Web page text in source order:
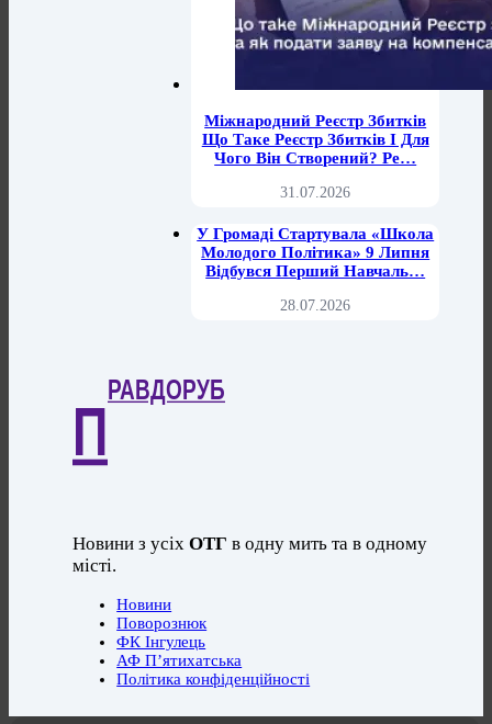
Міжнародний Реєстр Збитків
Що Таке Реєстр Збитків І Для
Чого Він Створений? Ре…
31.07.2026
У Громаді Стартувала «Школа
Молодого Політика» 9 Липня
Відбувся Перший Навчаль…
28.07.2026
П
РАВДОРУБ
Новини з усіхОТГ в одну мить та в одному
місті.
Новини
Поворознюк
ФК Інгулець
АФ П’ятихатська
Політика конфіденційності